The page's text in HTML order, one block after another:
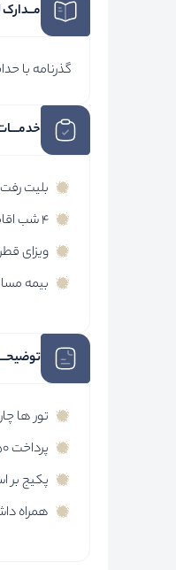
مــدارک
گذرنامه با حداقل 7 ماه
بلیت
4 شب اقامت در هتل با صبحانه.
ویزای
بیمه
تور ها
پرداخت 50 % از مبلغ تور هنگام عقد قرار داد الزامی می باشد.
پکیج بر
همراه داشتن 1500 دلار در هنگام ورود به